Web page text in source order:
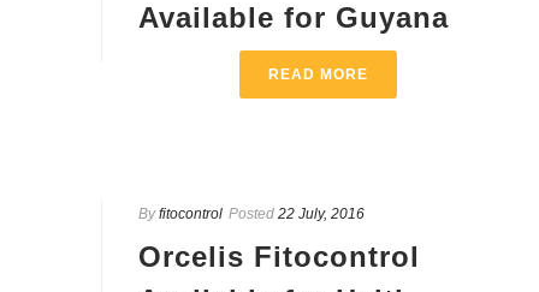
Available for Guyana
READ MORE
By fitocontrol Posted 22 July, 2016
Orcelis Fitocontrol